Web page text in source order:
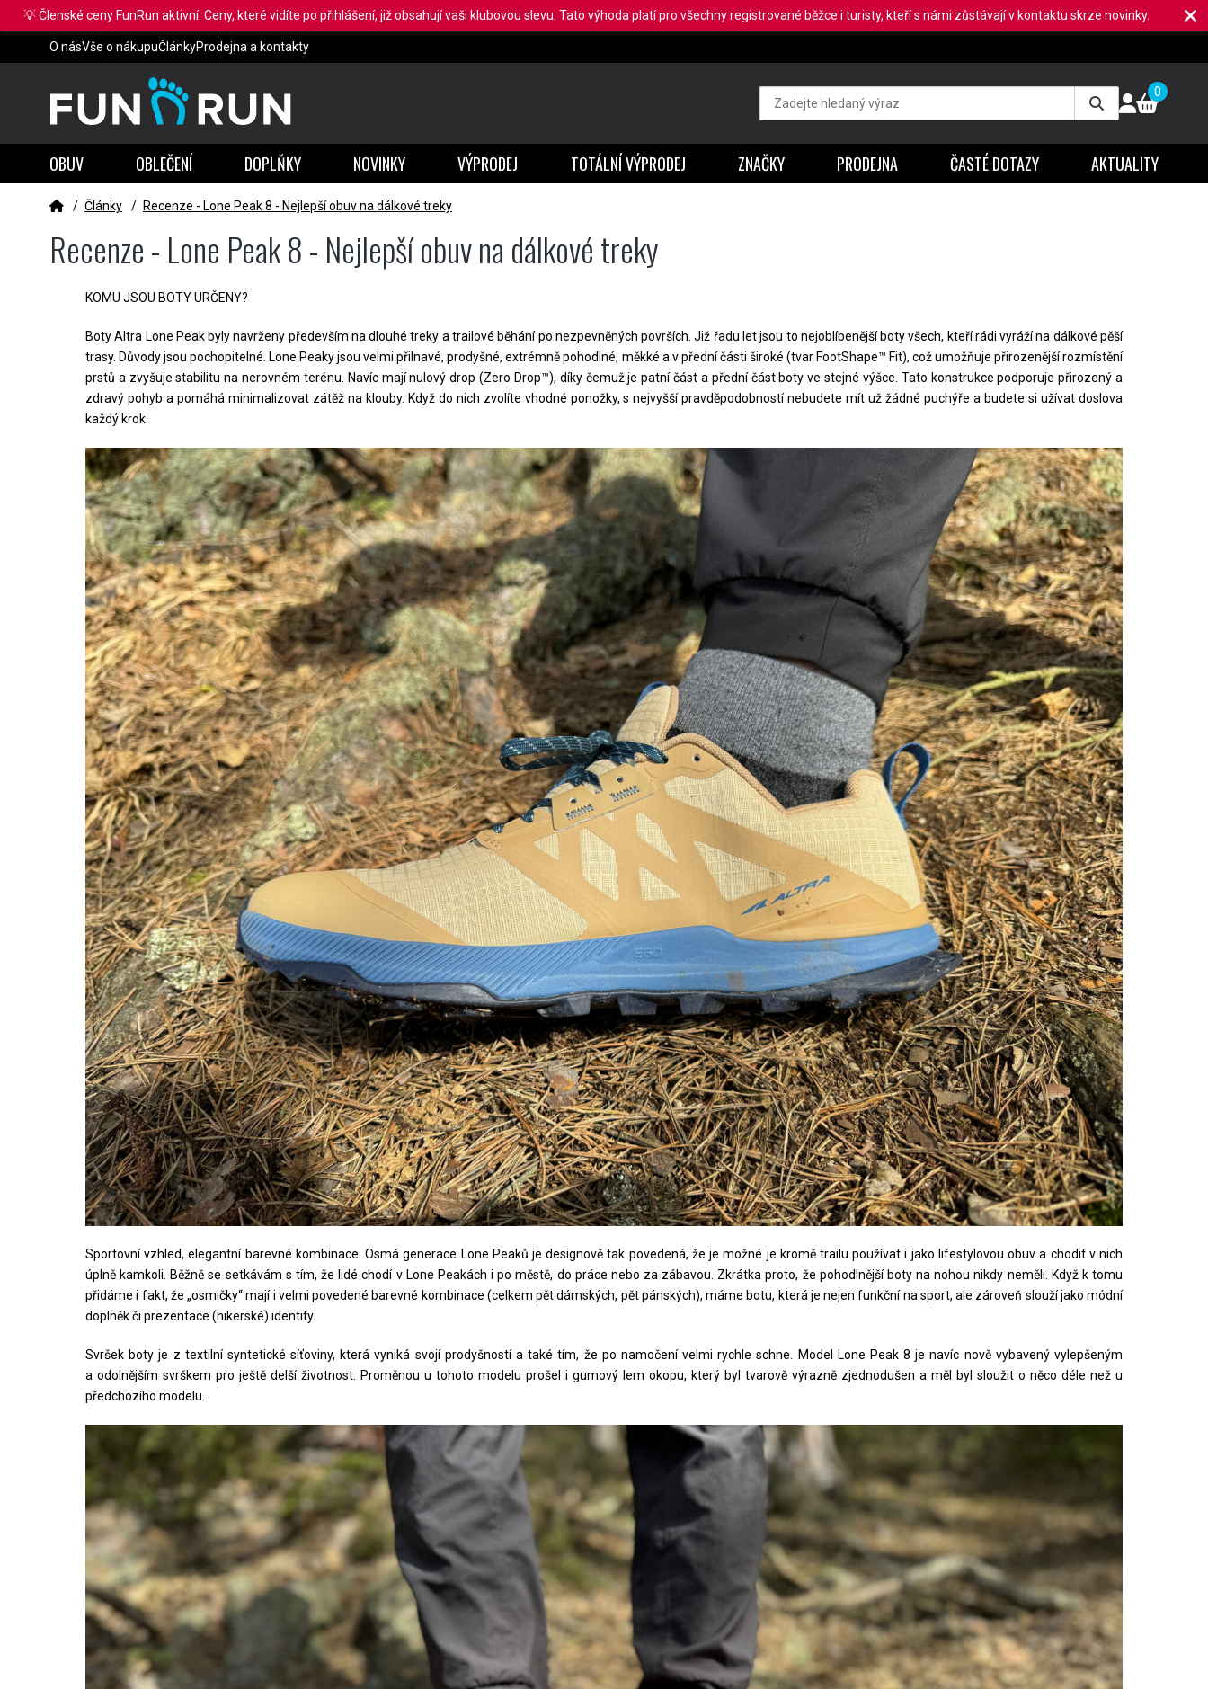
O násVše o nákupuČlánkyProdejna a kontakty
0
OBUV OBLEČENÍ DOPLŇKY NOVINKY VÝPRODEJ TOTÁLNÍ VÝPRODEJ ZNAČKY PRODEJNA ČASTÉ DOTAZY AKTUALITY
/ Články / Recenze - Lone Peak 8 - Nejlepší obuv na dálkové treky
Recenze - Lone Peak 8 - Nejlepší obuv na dálkové treky
KOMU JSOU BOTY URČENY?
Boty Altra Lone Peak byly navrženy především na dlouhé treky a trailové běhání po nezpevněných površích. Již řadu let jsou to nejoblíbenější boty všech, kteří rádi vyráží na dálkové pěší
trasy. Důvody jsou pochopitelné. Lone Peaky jsou velmi přilnavé, prodyšné, extrémně pohodlné, měkké a v přední části široké (tvar FootShape™ Fit), což umožňuje přirozenější rozmístění
prstů a zvyšuje stabilitu na nerovném terénu. Navíc mají nulový drop (Zero Drop™), díky čemuž je patní část a přední část boty ve stejné výšce. Tato konstrukce podporuje přirozený a
zdravý pohyb a pomáhá minimalizovat zátěž na klouby. Když do nich zvolíte vhodné ponožky, s nejvyšší pravděpodobností nebudete mít už žádné puchýře a budete si užívat doslova
každý krok.
Sportovní vzhled, elegantní barevné kombinace. Osmá generace Lone Peaků je designově tak povedená, že je možné je kromě trailu používat i jako lifestylovou obuv a chodit v nich
úplně kamkoli. Běžně se setkávám s tím, že lidé chodí v Lone Peakách i po městě, do práce nebo za zábavou. Zkrátka proto, že pohodlnější boty na nohou nikdy neměli. Když k tomu
přidáme i fakt, že „osmičky“ mají i velmi povedené barevné kombinace (celkem pět dámských, pět pánských), máme botu, která je nejen funkční na sport, ale zároveň slouží jako módní
doplněk či prezentace (hikerské) identity.
Svršek boty je z textilní syntetické síťoviny, která vyniká svojí prodyšností a také tím, že po namočení velmi rychle schne. Model Lone Peak 8 je navíc nově vybavený vylepšeným
a odolnějším svrškem pro ještě delší životnost. Proměnou u tohoto modelu prošel i gumový lem okopu, který byl tvarově výrazně zjednodušen a měl byl sloužit o něco déle než u
předchozího modelu.
💡 Členské ceny FunRun aktivní: Ceny, které vidíte po přihlášení, již obsahují vaši klubovou slevu. Tato výhoda platí pro všechny registrované běžce i turisty, kteří s námi zůstávají v kontaktu skrze novinky.